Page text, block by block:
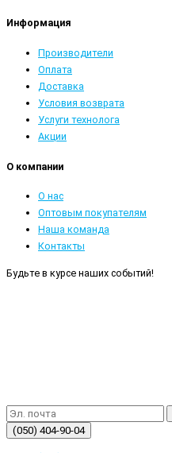
Информация
Производители
Оплата
Доставка
Условия возврата
Услуги технолога
Акции
О компании
О нас
Оптовым покупателям
Наша команда
Контакты
Будьте в курсе наших событий!
(050) 404-90-04